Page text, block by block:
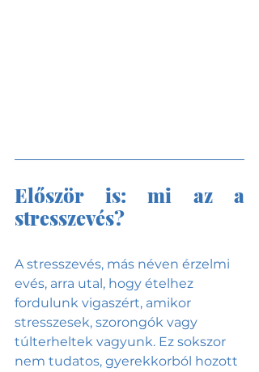
Először is: mi az a
stresszevés?
A stresszevés, más néven érzelmi
evés, arra utal, hogy ételhez
fordulunk vigaszért, amikor
stresszesek, szorongók vagy
túlterheltek vagyunk. Ez sokszor
nem tudatos, gyerekkorból hozott